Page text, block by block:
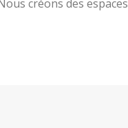
créons des espaces